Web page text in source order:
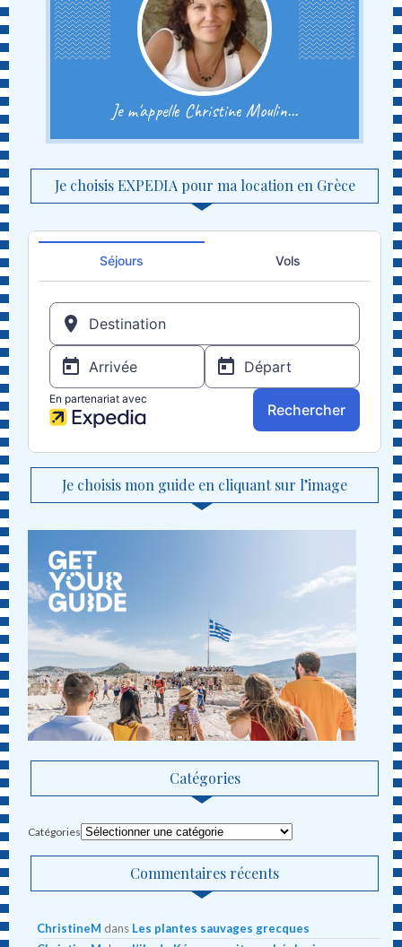
Je m'appelle Christine Moulin...
Je choisis EXPEDIA pour ma location en Grèce
Je choisis mon guide en cliquant sur l’image
Catégories
Catégories
Commentaires récents
ChristineM dans Les plantes sauvages grecques